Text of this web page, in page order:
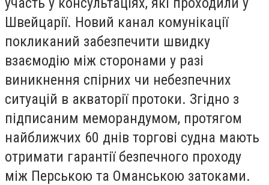
Швейцарії. Новий канал комунікації
покликаний забезпечити швидку
взаємодію між сторонами у разі
виникнення спірних чи небезпечних
ситуацій в акваторії протоки. Згідно з
підписаним меморандумом, протягом
найближчих 60 днів торгові судна мають
отримати гарантії безпечного проходу
між Перською та Оманською затоками.